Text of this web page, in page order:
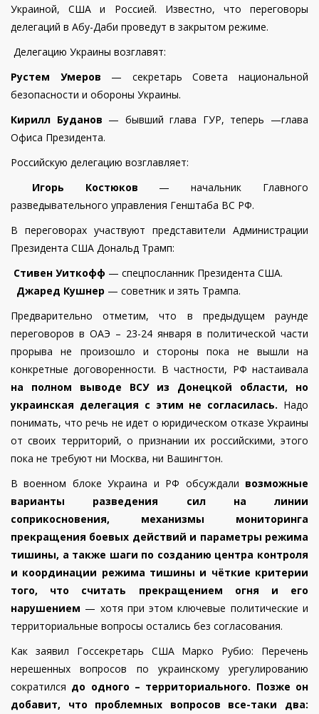
Украиной, США и Россией. Известно, что переговоры
делегаций в Абу-Даби проведут в закрытом режиме.
Делегацию Украины возглавят:
Рустем Умеров — секретарь Совета национальной
безопасности и обороны Украины.
Кирилл Буданов — бывший глава ГУР, теперь —глава
Офиса Президента.
Российскую делегацию возглавляет:
Игорь Костюков — начальник Главного
разведывательного управления Генштаба ВС РФ.
В переговорах участвуют представители Администрации
Президента США Дональд Трамп:
Стивен Уиткофф — спецпосланник Президента США.
Джаред Кушнер — советник и зять Трампа.
Предварительно отметим, что в предыдущем раунде
переговоров в ОАЭ – 23-24 января в политической части
прорыва не произошло и стороны пока не вышли на
конкретные договоренности. В частности, РФ настаивала
на полном выводе ВСУ из Донецкой области, но
украинская делегация с этим не согласилась. Надо
понимать, что речь не идет о юридическом отказе Украины
от своих территорий, о признании их российскими, этого
пока не требуют ни Москва, ни Вашингтон.
В военном блоке Украина и РФ обсуждали возможные
варианты разведения сил на линии
соприкосновения, механизмы мониторинга
прекращения боевых действий и параметры режима
тишины, а также шаги по созданию центра контроля
и координации режима тишины и чёткие критерии
того, что считать прекращением огня и его
нарушением — хотя при этом ключевые политические и
территориальные вопросы остались без согласования.
Как заявил Госсекретарь США Марко Рубио: Перечень
нерешенных вопросов по украинскому урегулированию
сократился до одного – территориального. Позже он
добавит, что проблемных вопросов все-таки два: